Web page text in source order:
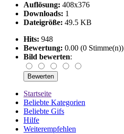
Auflösung: 408x376
Downloads: 1
Dateigröße: 49.5 KB
Hits: 948
Bewertung: 0.00 (0 Stimme(n))
Bild bewerten:
Startseite
Beliebte Kategorien
Beliebte Gifs
Hilfe
Weiterempfehlen